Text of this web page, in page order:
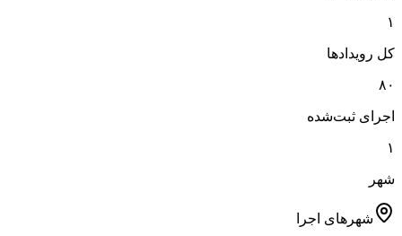
۱
کل رویدادها
۸۰
اجرای ثبت‌شده
۱
شهر
شهرهای اجرا